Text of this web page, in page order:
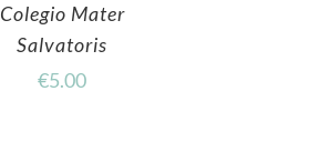
Colegio Mater
Salvatoris
€5.00